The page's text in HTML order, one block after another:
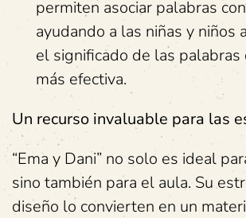
permiten asociar palabras
ayudando a las niñas y niños
el significado de las palabras
más efectiva.
Un recurso invaluable para las
“Ema y Dani” no solo es ideal
sino también para el aula. Su
diseño lo convierten en un